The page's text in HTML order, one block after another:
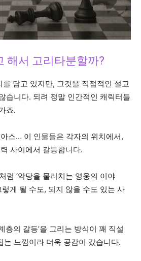
해서 고리타분할까?
담고 있지만, 그것을 직접적인 설교
습니다. 되려 정말 인간적인 캐릭터들
죠.
스… 이 인물들은 각자의 위치에서,
사이에서 갈등합니다.
럼 ‘악당을 물리치는 영웅의 이야
렇게 될 수도, 되지 않을 수도 있는 사
층의 갈등’을 그리는 방식이 꽤 직설
는 느낌이라 더욱 공감이 갔습니다.